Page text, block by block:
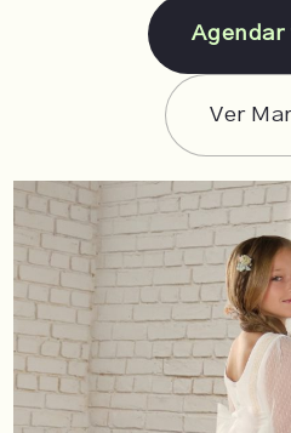
Ver